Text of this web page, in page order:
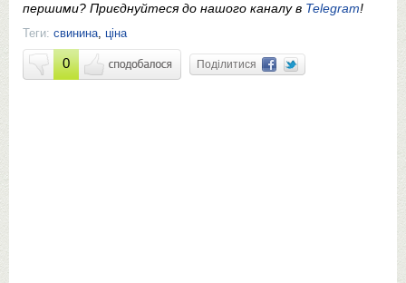
першими? Приєднуйтеся до нашого каналу в Telegram!
Теги: свинина, ціна
0 Поділитися